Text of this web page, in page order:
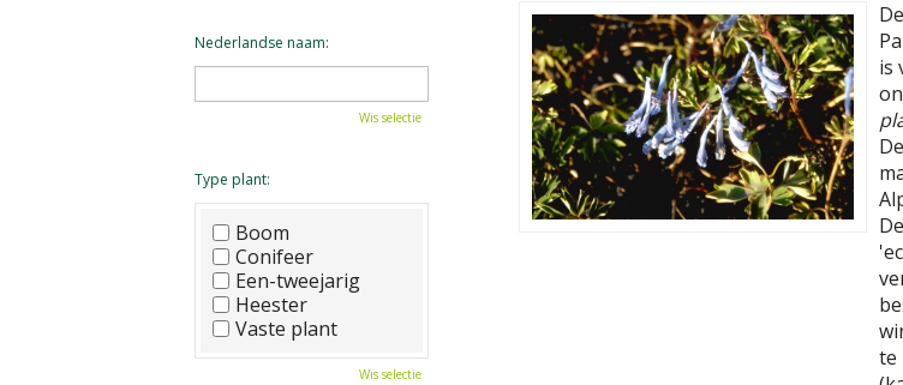
is
te
Nederlandse naam:
Wis selectie
Type plant:
Boom
Conifeer
Een-tweejarig
Heester
Vaste plant
Wis selectie